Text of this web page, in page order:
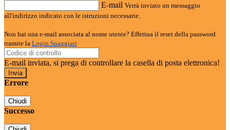
E-mail Verrà inviato un messaggio
all'indirizzo indicato con le istruzioni necessarie.
Non hai una e-mail associata al nome utente? Effettua il reset della password
tramite la Login Spaggiari
E-mail inviata, si prega di controllare la casella di posta elettronica!
Errore
Chiudi
Successo